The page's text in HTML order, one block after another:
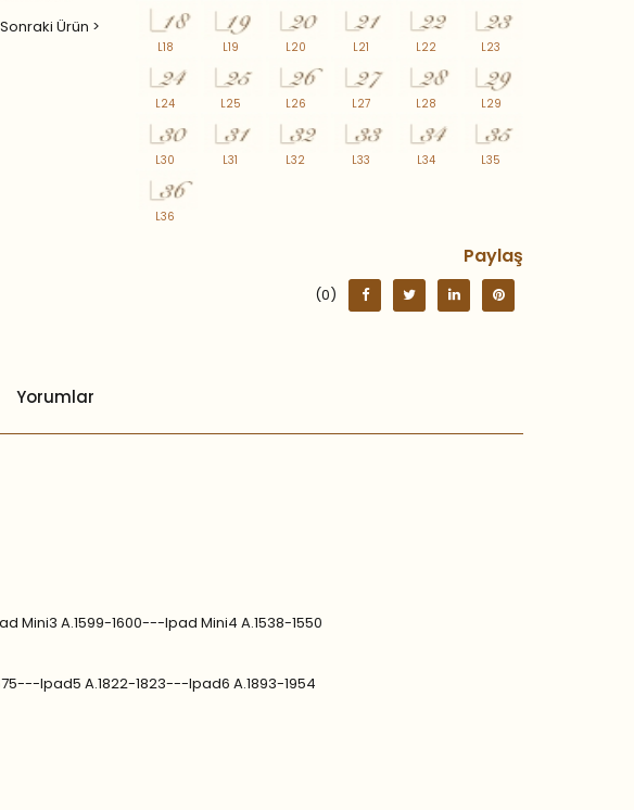
Sonraki Ürün >
L18 L19 L20 L21 L22 L23
L24 L25 L26 L27 L28 L29
L30 L31 L32 L33 L34 L35
L36
Paylaş
(0)
Yorumlar
Mini3 A.1599-1600---Ipad Mini4 A.1538-1550
Ipad5 A.1822-1823---Ipad6 A.1893-1954